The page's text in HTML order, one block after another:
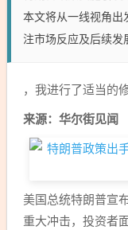
本文将从一线视角出
注市场反应及后续发
，我进行了适当的
来源：华尔街见闻
美国总统特朗普宣
重大冲击，投资者